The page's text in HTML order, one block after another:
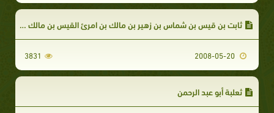
ثابت بن قيس بن شماس بن زهير بن مالك بن امرئ القيس بن مالك بن ثعلبة بن كعب
3831
ثعلبة أبو عبد الرحمن